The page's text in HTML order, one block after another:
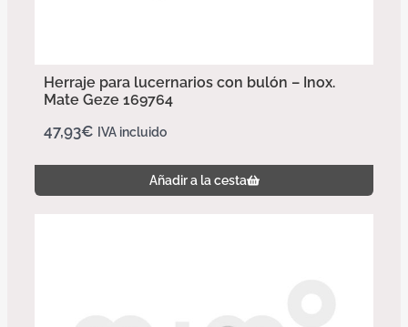
Herraje para lucernarios con bulón – Inox.
Mate Geze 169764
47,93€ IVA incluido
Añadir a la cesta